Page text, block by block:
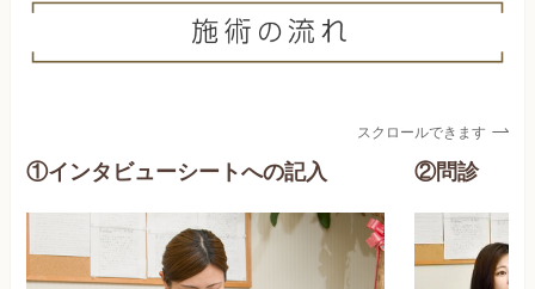
スクロールできます
①インタビューシートへの記入 ②問診